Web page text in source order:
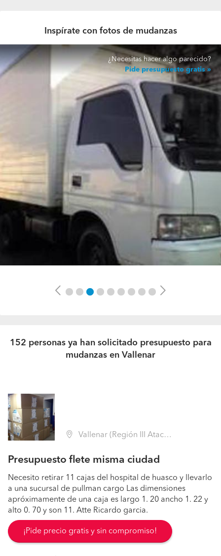
Inspírate con fotos de mudanzas
¿Necesitas hacer algo parecido?
Pide presupuesto gratis
Previous Next
152 personas ya han solicitado presupuesto para
mudanzas en Vallenar
Vallenar (Región III Atacama - Huasco)
Presupuesto flete misma ciudad
Necesito retirar 11 cajas del hospital de huasco y llevarlo
a una sucursal de pullman cargo Las dimensiones
apróximamente de una caja es largo 1. 20 ancho 1. 22 y
alto 0. 70 y son 11. Atte Ricardo garcia.
¡Pide precio gratis y sin compromiso!